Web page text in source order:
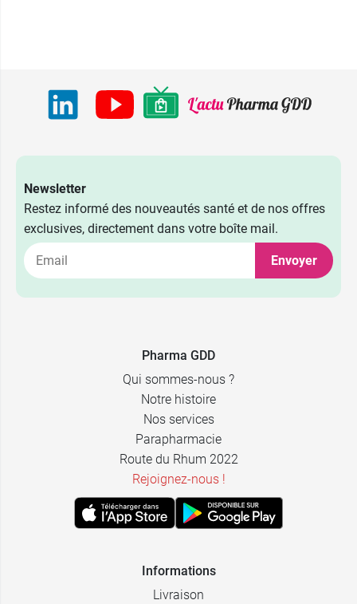
Newsletter
Restez informé des nouveautés santé et de nos offres
exclusives, directement dans votre boîte mail.
Envoyer
Pharma GDD
Qui sommes-nous ?
Notre histoire
Nos services
Parapharmacie
Route du Rhum 2022
Rejoignez-nous !
Informations
Livraison